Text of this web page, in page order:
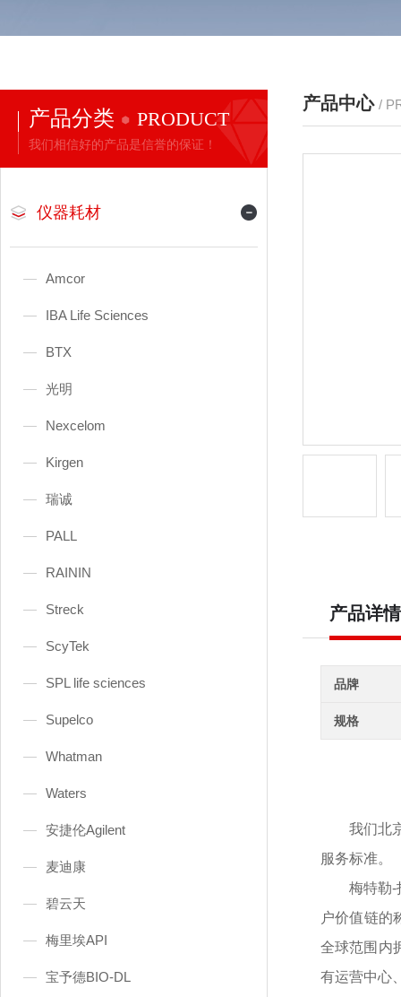
产品分类 PRODUCT
我们相信好的产品是信誉的保证！
仪器耗材
Amcor
IBA Life Sciences
BTX
光明
Nexcelom
Kirgen
瑞诚
PALL
RAININ
Streck
ScyTek
SPL life sciences
Supelco
Whatman
Waters
安捷伦Agilent
麦迪康
碧云天
梅里埃API
宝予德BIO-DL
产品中心 /
产品详情
品牌
规格
我们北
服务标准。
梅特勒-
户价值链的
全球范围内
有运营中心